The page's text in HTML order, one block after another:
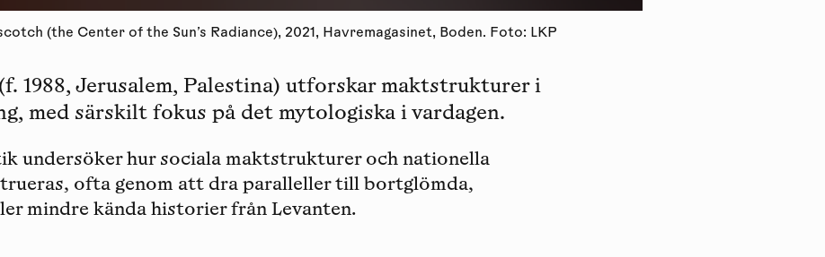
(the Center of the Sun’s Radiance), 2021, Havremagasinet, Boden. Foto: LKP
1988, Jerusalem, Palestina) utforskar maktstrukturer i
med särskilt fokus på det mytologiska i vardagen.
undersöker hur sociala maktstrukturer och nationella
ofta genom att dra paralleller till bortglömda,
mindre kända historier från Levanten.